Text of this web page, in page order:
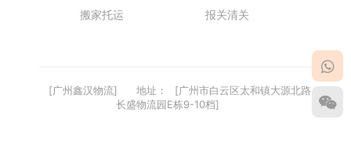
搬家托运
报关清关
[广州鑫汉物流] 地址：
[广州市白云区太和镇大源北路
长盛物流园E栋9-10档]